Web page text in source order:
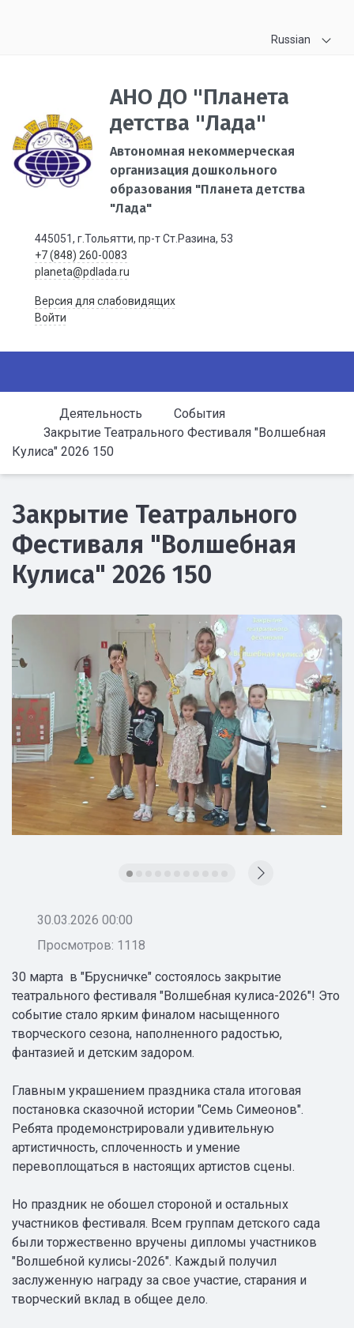
Russian
АНО ДО "Планета
детства "Лада"
Автономная некоммерческая
организация дошкольного
образования "Планета детства
"Лада"
445051, г.Тольятти, пр-т Ст.Разина, 53
+7 (848) 260-0083
planeta@pdlada.ru
Версия для слабовидящих
Войти
Деятельность
События
Закрытие Театрального Фестиваля "Волшебная
Кулиса" 2026 150
Закрытие Театрального
Фестиваля "Волшебная
Кулиса" 2026 150
30.03.2026 00:00
Просмотров: 1118
30 марта в "Брусничке" состоялось закрытие
театрального фестиваля "Волшебная кулиса-2026"! Это
событие стало ярким финалом насыщенного
творческого сезона, наполненного радостью,
фантазией и детским задором.
Главным украшением праздника стала итоговая
постановка сказочной истории "Семь Симеонов".
Ребята продемонстрировали удивительную
артистичность, сплоченность и умение
перевоплощаться в настоящих артистов сцены.
Но праздник не обошел стороной и остальных
участников фестиваля. Всем группам детского сада
были торжественно вручены дипломы участников
"Волшебной кулисы-2026". Каждый получил
заслуженную награду за свое участие, старания и
творческий вклад в общее дело.